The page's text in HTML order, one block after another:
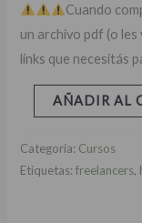
Cuando
un archivo pdf (o les
links que necesitás
AÑADIR AL
Categoría: Cursos
Etiquetas:freelancers,